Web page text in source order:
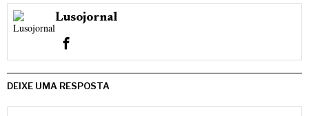
Lusojornal
DEIXE UMA RESPOSTA